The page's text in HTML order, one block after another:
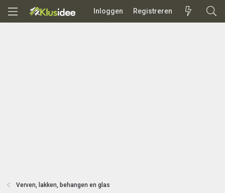
Inloggen Registreren
Verven, lakken, behangen en glas